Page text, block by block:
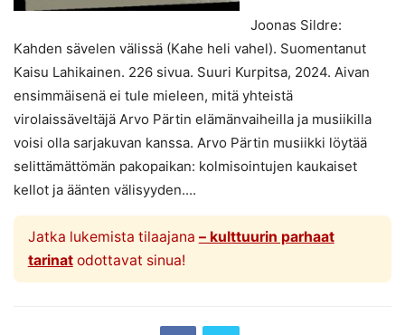
Joonas Sildre:
Kahden sävelen välissä (Kahe heli vahel). Suomentanut
Kaisu Lahikainen. 226 sivua. Suuri Kurpitsa, 2024. Aivan
ensimmäisenä ei tule mieleen, mitä yhteistä
virolaissäveltäjä Arvo Pärtin elämänvaiheilla ja musiikilla
voisi olla sarjakuvan kanssa. Arvo Pärtin musiikki löytää
selittämättömän pakopaikan: kolmisointujen kaukaiset
kellot ja äänten välisyyden....
Jatka lukemista tilaajana – kulttuurin parhaat
tarinatodottavat sinua!